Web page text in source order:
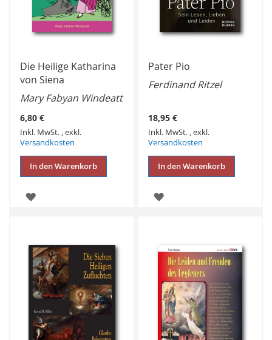
Die Heilige Katharina
von Siena
Mary Fabyan Windeatt
6,80 €
Inkl. MwSt. ,exkl.
Versandkosten
In den Warenkorb
ZUR
Pater Pio
Ferdinand Ritzel
18,95 €
Inkl. MwSt. ,exkl.
Versandkosten
In den Warenkorb
ZUR